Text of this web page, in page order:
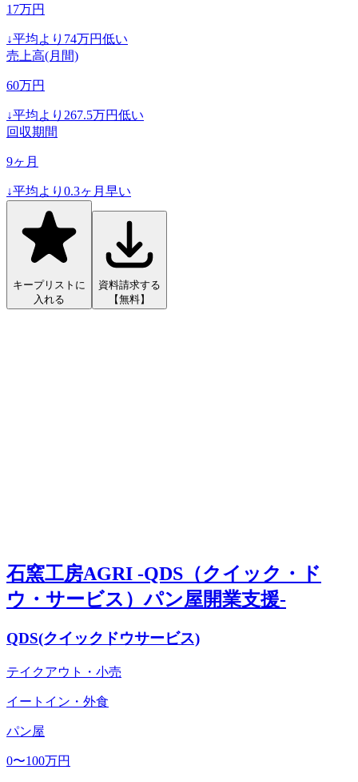
17万円
↓平均より 74万円低い
売上高(月間)
60万円
↓平均より 267.5万円低い
回収期間
9ヶ月
↓平均より 0.3ヶ月早い
キープリストに
入れる
資料請求する
【無料】
石窯工房AGRI -QDS（クイック・ド
ウ・サービス）パン屋開業支援-
QDS(クイックドウサービス)
テイクアウト・小売
イートイン・外食
パン屋
0〜100万円